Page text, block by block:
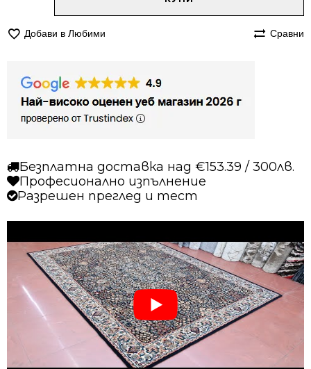
230/340
Добави в Любими Сравни
Безплатна доставка над €153.39 / 300лв.
Професионално изпълнение
Разрешен преглед и тест